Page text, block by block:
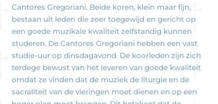
Cantores Gregoriani. Beide koren, klein maar fijn,
bestaan uit leden die zeer toegewijd en gericht op
een goede muzikale kwaliteit zelfstandig kunnen
studeren. De Cantores Gregoriani hebben een vast
studie-uur op dinsdagavond. De koorleden zijn zich
terdege bewust van het leveren van goede kwaliteit
omdat ze vinden dat de muziek de liturgie en de
sacraliteit van de vieringen moet dienen en op een